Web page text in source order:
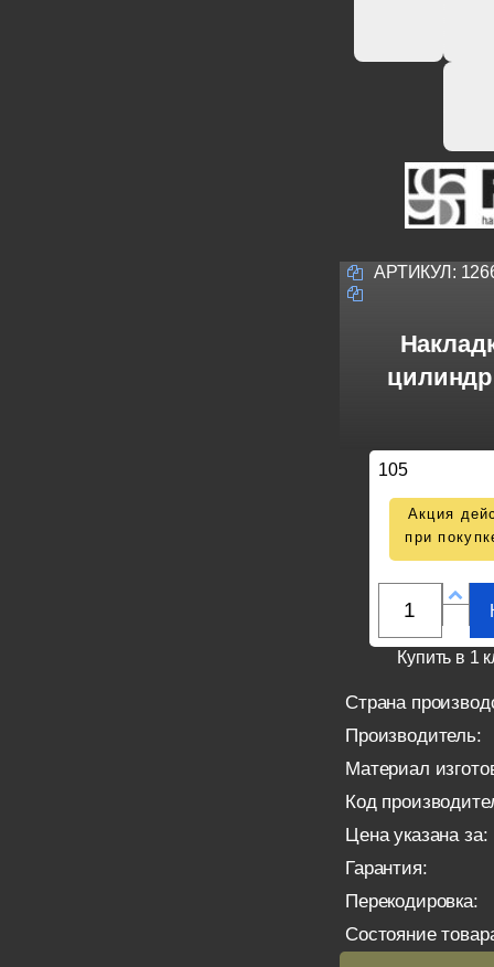
АРТИКУЛ:
цилиндр
105
Акция
при
Купить в 1
Страна
Производитель:
Материал
Код
Цена указана за:
Гарантия:
Перекодировка:
Состояние